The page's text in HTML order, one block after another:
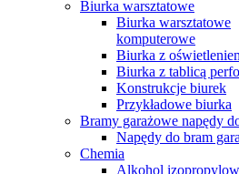
Biurka warsztatowe
Biurka warsztatowe
komputerowe
Biurka z
Biurka z tablicą
Konstrukcje biurek
Przykładowe biurka
Bramy garażowe napędy
Napędy do bram
Chemia
Alkohol